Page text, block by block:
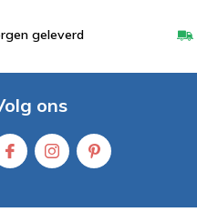
geleverd
ons